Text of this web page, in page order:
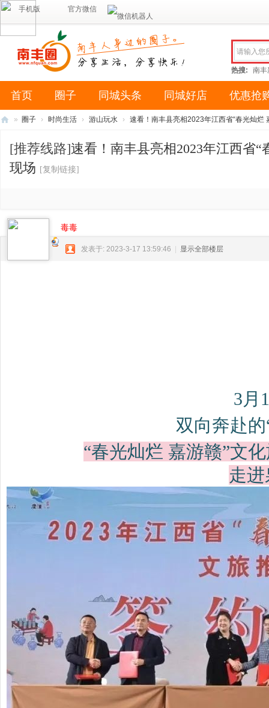
手机版 官方微信
热搜: 南丰
首页 圈子 同城头条 同城好店 优惠抢
风
络
» 圈子 › 时尚生活 › 游山玩水 › 速看！南丰县亮相2023年江西省“春光灿烂
[推荐线路]速看！南丰县亮相2023年江西省
现场 [复制链接]
毒毒
发表于: 2023-3-17 13:59:46 显示全部楼层
3月
双向奔赴
“春光灿烂 嘉游赣”文
走